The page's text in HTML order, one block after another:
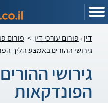
דין פורום עורכי דין > פורום
גירושי ההורים באמצע הליך
גירושי
הפונדקאות